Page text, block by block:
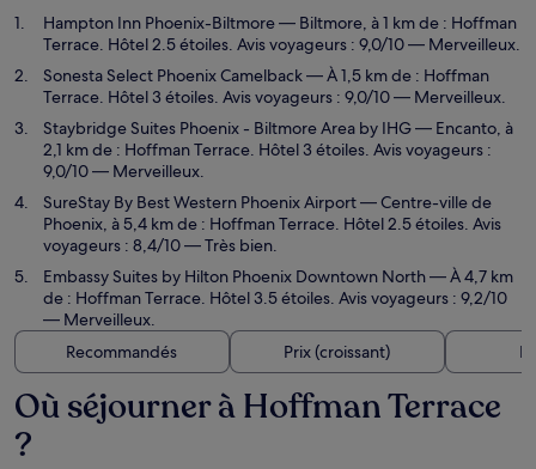
Hampton Inn Phoenix-Biltmore— Biltmore, à 1 km de : Hoffman
Terrace. Hôtel 2.5 étoiles. Avis voyageurs : 9,0/10 — Merveilleux.
Sonesta Select Phoenix Camelback— À 1,5 km de : Hoffman
Terrace. Hôtel 3 étoiles. Avis voyageurs : 9,0/10 — Merveilleux.
Staybridge Suites Phoenix - Biltmore Area by IHG— Encanto, à
2,1 km de : Hoffman Terrace. Hôtel 3 étoiles. Avis voyageurs :
9,0/10 — Merveilleux.
SureStay By Best Western Phoenix Airport— Centre-ville de
Phoenix, à 5,4 km de : Hoffman Terrace. Hôtel 2.5 étoiles. Avis
voyageurs : 8,4/10 — Très bien.
Embassy Suites by Hilton Phoenix Downtown North— À 4,7 km
de : Hoffman Terrace. Hôtel 3.5 étoiles. Avis voyageurs : 9,2/10
— Merveilleux.
Recommandés
Prix (croissant)
Où séjourner à Hoffman Terrace
?